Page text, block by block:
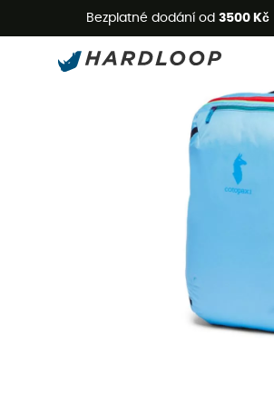
Bezplatné dodání od 3500 Kč